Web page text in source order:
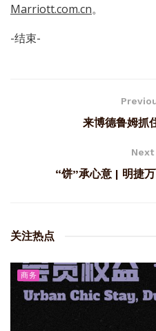
Marriott.com.cn。
-结束-
来博德鲁姆抓
“饼”承心意 | 明捷
关注热点
商务